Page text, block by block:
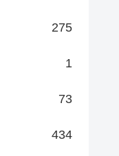
275
1
73
434